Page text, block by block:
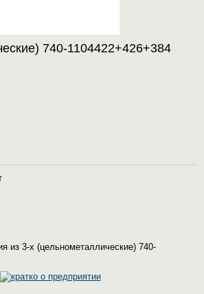
740-1104422+426+384
из 3-х (цельнометаллические) 740-